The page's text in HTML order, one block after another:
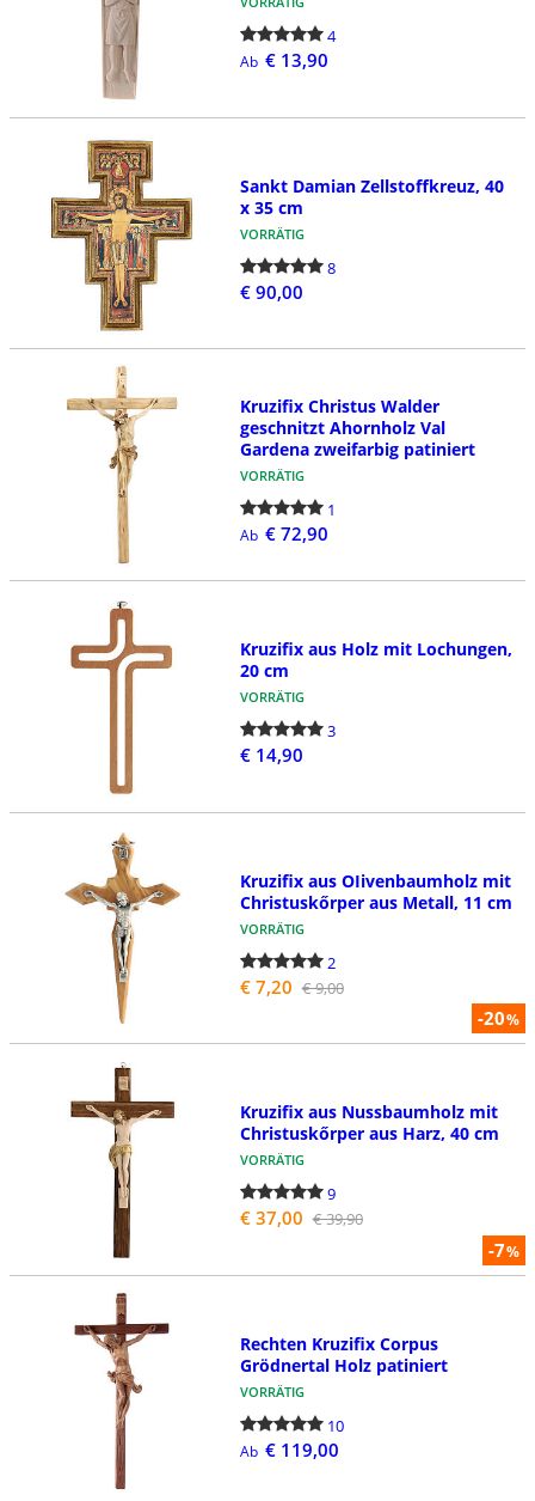
4
Ab € 13,90
Sankt Damian Zellstoffkreuz, 40
x 35 cm
VORRÄTIG
8
€ 90,00
Kruzifix Christus Walder
geschnitzt Ahornholz Val
Gardena zweifarbig patiniert
VORRÄTIG
1
Ab € 72,90
Kruzifix aus Holz mit Lochungen,
20 cm
VORRÄTIG
3
€ 14,90
-20%
Kruzifix aus OIivenbaumholz mit
Christuskőrper aus Metall, 11 cm
VORRÄTIG
2
€ 7,20 € 9,00
-7%
Kruzifix aus Nussbaumholz mit
Christuskőrper aus Harz, 40 cm
VORRÄTIG
9
€ 37,00 € 39,90
Rechten Kruzifix Corpus
Grödnertal Holz patiniert
VORRÄTIG
10
Ab € 119,00